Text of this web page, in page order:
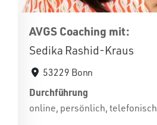
AVGS Coaching mit:
Sedika Rashid-Kraus
53229 Bonn
Durchführung
online, persönlich, telefonisch